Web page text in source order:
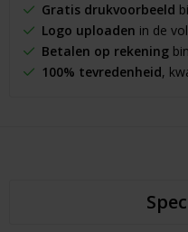
Gratis drukvoorbeeld
Logo uploaden in de
Betalen op rekening
100% tevredenheid,